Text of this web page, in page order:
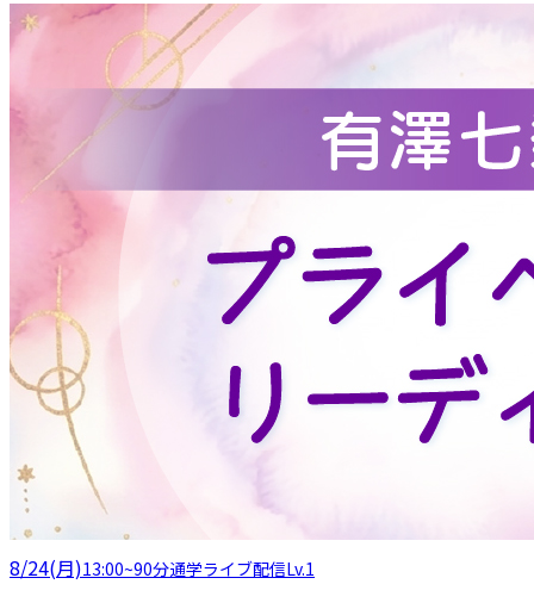
8/24(月)13:00~90分通学ライブ配信Lv.1